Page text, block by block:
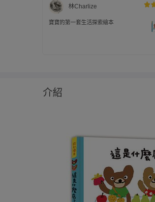
林Charlize
寶寶的第一套生活探索繪本
介紹